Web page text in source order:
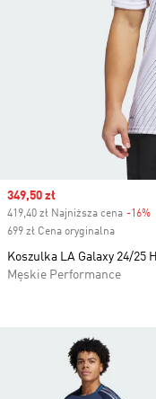
Sale price
349,50 zł
419,40 zł Najniższa cena -16%
699 zł Cena oryginalna
Koszulka LA Galaxy 24/25
Męskie Performance